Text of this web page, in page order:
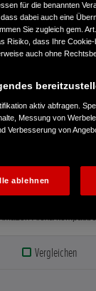
HRM 70 LIVE
€1.399,00
& Mow. Für
Rasenflächen
Vergleichen
für die benannten
dabei auch eine
Sie zugleich gem.
Risiko, dass Ihre
auch ohne
aktiv abfragen.
Messung von
Verbesserung von
ablehnen